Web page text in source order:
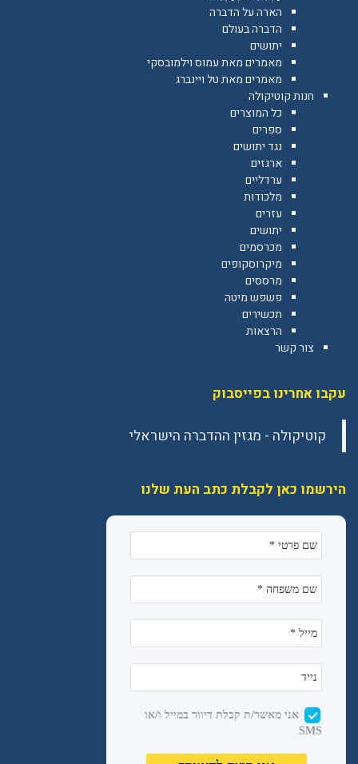
הארה על הדברה
הדברה בעולם
יתושים
מאמרים מאת עמוס וילמובסקי
מאמרים מאת טל ויינברג
חנות קוטיקולה
כל המוצרים
ספרים
נגד יתושים
ארגזים
ערדליים
מלכודות
עזרים
יתושים
מכרסמים
מיקרוסקופים
מרססים
פשפש מיטה
תכשירים
הרצאות
צור קשר
עקבו אחרינו בפייסבוק
הירשמו כאן לקבלת כתב העת שלנו